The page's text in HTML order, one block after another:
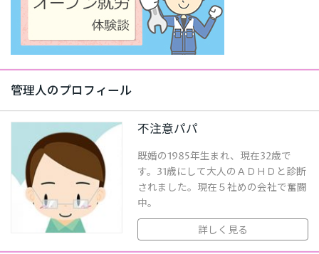
管理人のプロフィール
不注意パパ
既婚の1985年生まれ、現在32歳で
す。31歳にして大人のＡＤＨＤと診断
されました。現在５社めの会社で奮闘
中。
詳しく見る